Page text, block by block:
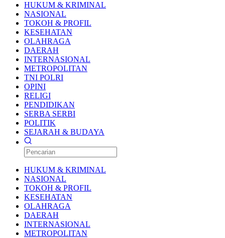
HUKUM & KRIMINAL
NASIONAL
TOKOH & PROFIL
KESEHATAN
OLAHRAGA
DAERAH
INTERNASIONAL
METROPOLITAN
TNI POLRI
OPINI
RELIGI
PENDIDIKAN
SERBA SERBI
POLITIK
SEJARAH & BUDAYA
HUKUM & KRIMINAL
NASIONAL
TOKOH & PROFIL
KESEHATAN
OLAHRAGA
DAERAH
INTERNASIONAL
METROPOLITAN